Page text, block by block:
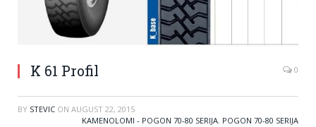
K 61 Profil 0
BY STEVIC ON AUGUST 22, 2015
KAMENOLOMI - POGON 70-80 SERIJA, POGON 70-80 SERIJA